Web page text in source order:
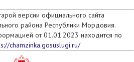
версии официального сайта
района Республики Мордовия.
от 01.01.2023 находится по
chamzinka.gosuslugi.ru/